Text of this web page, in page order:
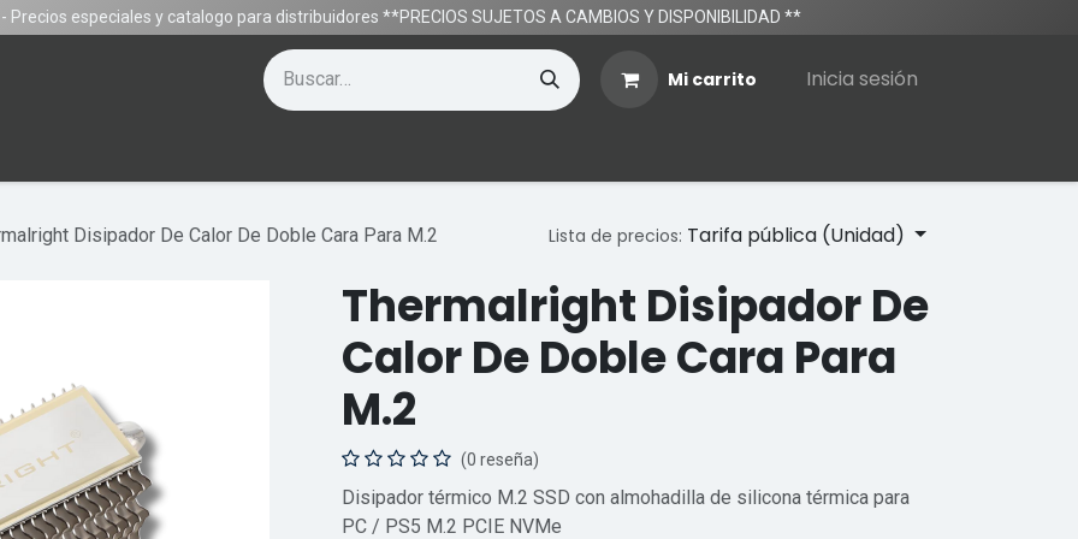
- Precios especiales y catalogo para distribuidores **PRECIOS SUJETOS A CAMBIOS Y DISPONIBILIDAD **
Mi carrito Inicia sesión
Disipador De Calor De Doble Cara Para M.2 Lista de precios: Tarifa pública (Unidad)
Thermalright Disipador De
Calor De Doble Cara Para
M.2
(0 reseña)
Disipador térmico M.2 SSD con almohadilla de silicona térmica para
PC / PS5 M.2 PCIE NVMe